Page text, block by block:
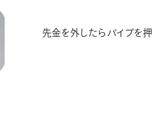
先金を外したらパイプを押